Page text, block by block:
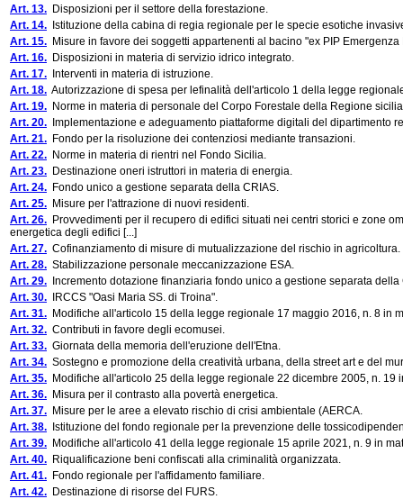
Art. 13. Disposizioni per il settore della forestazione.
Art. 14. Istituzione della cabina di regia regionale per le specie esotiche
Art. 15. Misure in favore dei soggetti appartenenti al bacino "ex PIP
Art. 16. Disposizioni in materia di servizio idrico integrato.
Art. 17. Interventi in materia di istruzione.
Art. 18. Autorizzazione di spesa per lefinalità dell'articolo 1 della legge
Art. 19. Norme in materia di personale del Corpo Forestale della Regione
Art. 20. Implementazione e adeguamento piattaforme digitali del dipartimento
Art. 21. Fondo per la risoluzione dei contenziosi mediante transazioni.
Art. 22. Norme in materia di rientri nel Fondo Sicilia.
Art. 23. Destinazione oneri istruttori in materia di energia.
Art. 24. Fondo unico a gestione separata della CRIAS.
Art. 25. Misure per l'attrazione di nuovi residenti.
Art. 26. Provvedimenti per il recupero di edifici situati nei centri storici e zone
energetica degli edifici [...]
Art. 27. Cofinanziamento di misure di mutualizzazione del rischio in agricoltura.
Art. 28. Stabilizzazione personale meccanizzazione ESA.
Art. 29. Incremento dotazione finanziaria fondo unico a gestione separata
Art. 30. IRCCS "Oasi Maria SS. di Troina".
Art. 31. Modifiche all'articolo 15 della legge regionale 17 maggio 2016, n. 8 in
Art. 32. Contributi in favore degli ecomusei.
Art. 33. Giornata della memoria dell'eruzione dell'Etna.
Art. 34. Sostegno e promozione della creatività urbana, della street art e del
Art. 35. Modifiche all'articolo 25 della legge regionale 22 dicembre 2005, n.
Art. 36. Misura per il contrasto alla povertà energetica.
Art. 37. Misure per le aree a elevato rischio di crisi ambientale (AERCA.
Art. 38. Istituzione del fondo regionale per la prevenzione delle
Art. 39. Modifiche all'articolo 41 della legge regionale 15 aprile 2021, n. 9 in
Art. 40. Riqualificazione beni confiscati alla criminalità organizzata.
Art. 41. Fondo regionale per l'affidamento familiare.
Art. 42. Destinazione di risorse del FURS.